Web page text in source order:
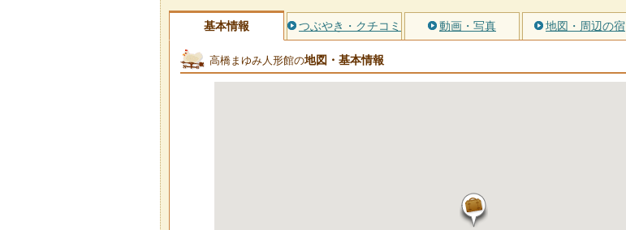
基本情報 つぶやき・クチコミ 動画・写真 地図・周辺の宿
高橋まゆみ人形館の地図・基本情報